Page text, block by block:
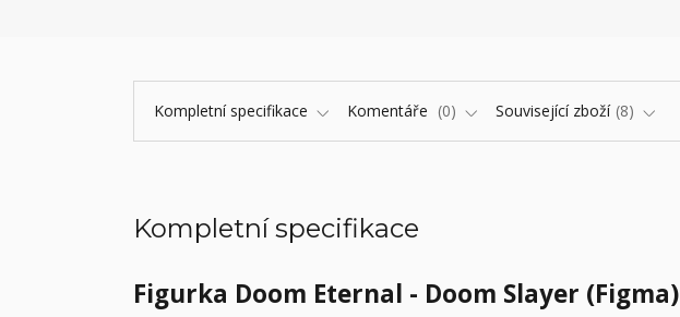
Kompletní specifikace Komentáře 0 Související zboží 8
Kompletní specifikace
Figurka Doom Eternal - Doom Slayer (Figma)